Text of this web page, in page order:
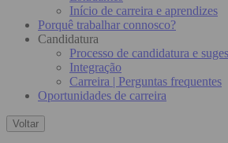
Início de carreira e aprendizes
Porquê trabalhar connosco?
Candidatura
Processo de candidatura e
Integração
Carreira | Perguntas frequentes
Oportunidades de carreira
Voltar